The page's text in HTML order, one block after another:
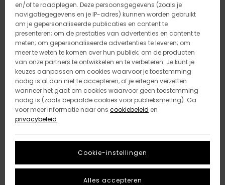
en/of te raadplegen. Deze persoonsgegevens (zoals je
navigatiegegevens en je IP-adres) kunnen worden gebruikt
om je gepersonaliseerde publicaties en content te
presenteren; om de prestaties van advertenties en content te
meten; om gepersonaliseerde advertenties te leveren; om
meer te weten te komen over hun publiek; om de producten
van onze partners te ontwikkelen en te verbeteren. Je kunt je
keuzes aanpassen om cookies waarvoor je toestemming
nodig is al dan niet te accepteren, of je ertegen verzetten
wanneer het gaat om cookies waarvoor geen toestemming
nodig is (zoals bepaalde cookies voor publieksmeting). Ga
voor meer informatie naar ons cookiebeleid en
privacybeleid
Cookie-instellingen
Alles accepteren